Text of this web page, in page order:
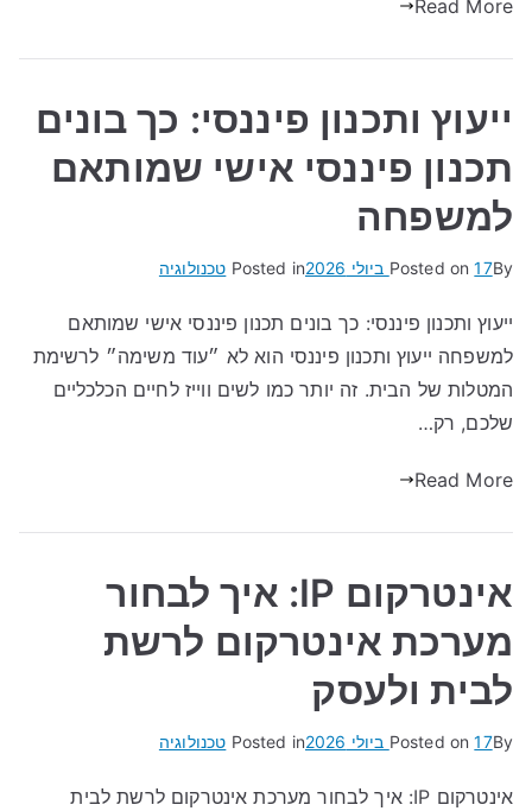
Read More
ייעוץ ותכנון פיננסי: כך בונים
תכנון פיננסי אישי שמותאם
למשפחה
By
Posted on17 ביולי 2026 Posted in טכנולוגיה
ייעוץ ותכנון פיננסי: כך בונים תכנון פיננסי אישי שמותאם
למשפחה ייעוץ ותכנון פיננסי הוא לא ״עוד משימה״ לרשימת
המטלות של הבית. זה יותר כמו לשים ווייז לחיים הכלכליים
שלכם, רק…
Read More
אינטרקום IP: איך לבחור
מערכת אינטרקום לרשת
לבית ולעסק
By
Posted on17 ביולי 2026 Posted in טכנולוגיה
אינטרקום IP: איך לבחור מערכת אינטרקום לרשת לבית